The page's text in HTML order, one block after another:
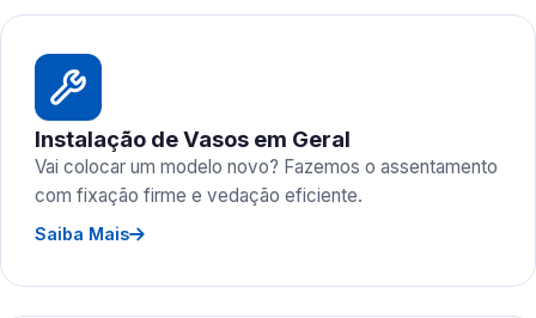
Instalação de Vasos em Geral
Vai colocar um modelo novo? Fazemos o assentamento
com fixação firme e vedação eficiente.
Saiba Mais